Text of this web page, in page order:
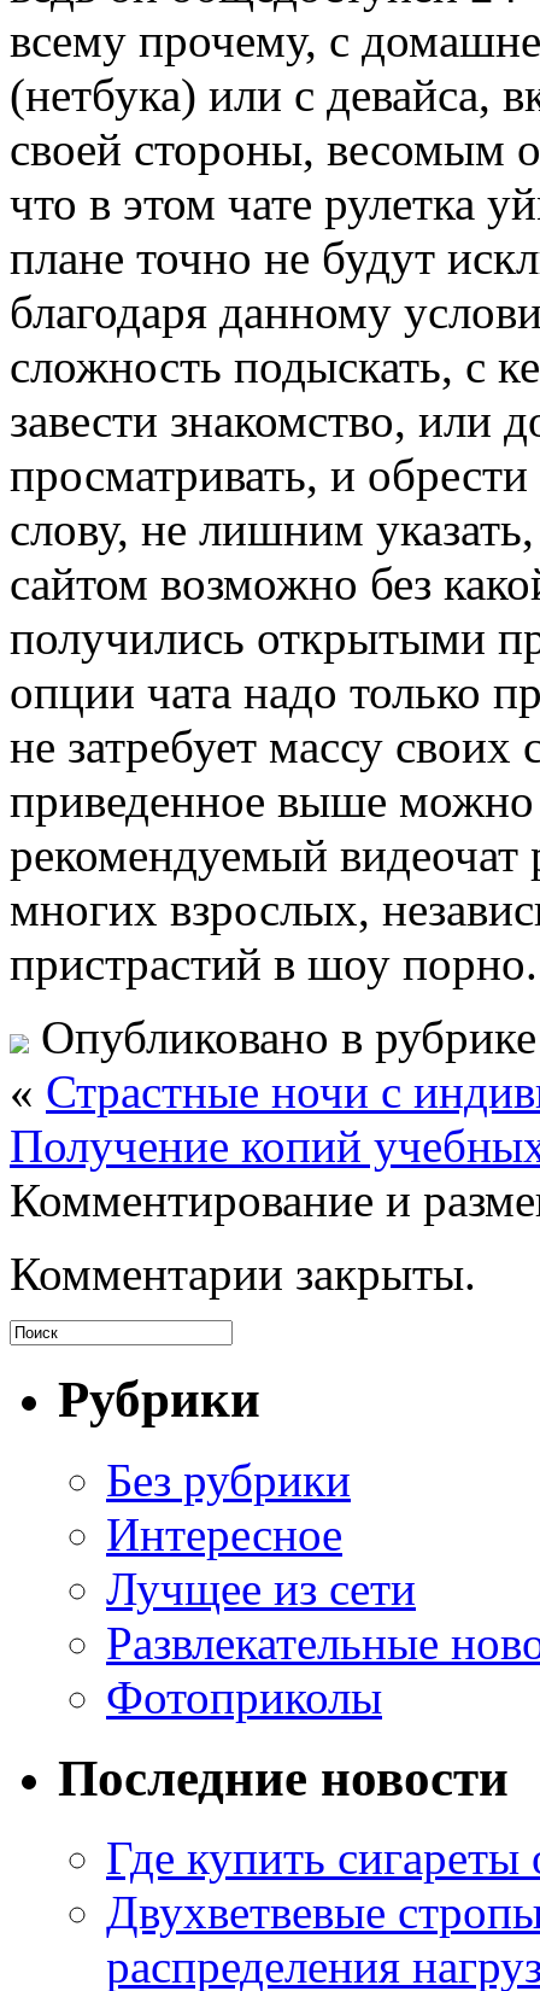
всему прочему, с
(нетбука) или с девайса,
своей стороны, весомым
что в этом чате рулетка
плане точно не будут
благодаря данному
сложность подыскать, с
завести знакомство, или
просматривать, и
слову, не лишним
сайтом возможно без
получились открытыми
опции чата надо только
не затребует массу
приведенное выше можно
рекомендуемый видеочат
многих взрослых,
пристрастий в шоу порно.
Опубликовано в
« Страстные ночи с
Получение копий учебных
Комментирование и
Комментарии закрыты.
Рубрики
Без рубрики
Интересное
Лучщее из сети
Развлекательные
Фотоприколы
Последние новости
Где купить
Двухветвевые
распределения